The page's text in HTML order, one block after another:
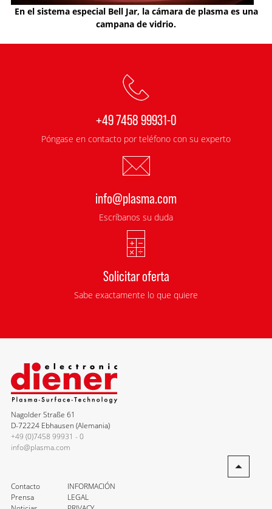
En el sistema especial Bell Jar, la cámara de plasma es una
campana de vidrio.
+49 7458 99931-0
Póngase en contacto por teléfono con su experto
info@plasma.com
Escríbanos su duda
Solicitar oferta
Sabe exactamente lo que quiere
Nagolder Straße 61
D-72224 Ebhausen (Alemania)
+49 (0)7458 99931 - 0
info@plasma.com
Contacto
Prensa
INFORMACIÓN
LEGAL